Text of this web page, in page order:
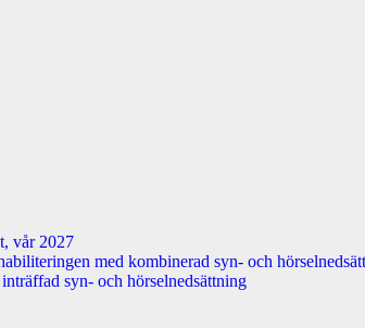
vår 2027
med kombinerad syn- och
syn- och hörselnedsättning